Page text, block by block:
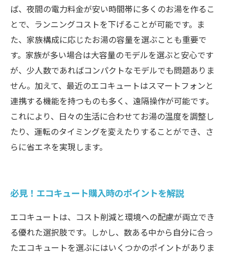
ば、夜間の電力料金が安い時間帯に多くのお湯を作るこ
とで、ランニングコストを下げることが可能です。ま
た、家族構成に応じたお湯の容量を選ぶことも重要で
す。家族が多い場合は大容量のモデルを選ぶと安心です
が、少人数であればコンパクトなモデルでも問題ありま
せん。加えて、最近のエコキュートはスマートフォンと
連携する機能を持つものも多く、遠隔操作が可能です。
これにより、日々の生活に合わせてお湯の温度を調整し
たり、運転のタイミングを変えたりすることができ、さ
らに省エネを実現します。
必見！エコキュート購入時のポイントを解説
エコキュートは、コスト削減と環境への配慮が両立でき
る優れた選択肢です。しかし、数ある中から自分に合っ
たエコキュートを選ぶにはいくつかのポイントがありま